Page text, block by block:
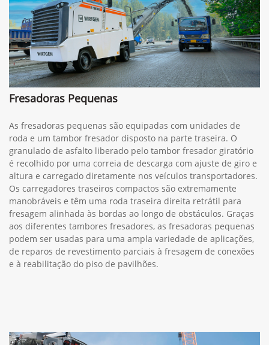
Fresadoras Pequenas
As fresadoras pequenas são equipadas com unidades de
roda e um tambor fresador disposto na parte traseira. O
granulado de asfalto liberado pelo tambor fresador giratório
é recolhido por uma correia de descarga com ajuste de giro e
altura e carregado diretamente nos veículos transportadores.
Os carregadores traseiros compactos são extremamente
manobráveis e têm uma roda traseira direita retrátil para
fresagem alinhada às bordas ao longo de obstáculos. Graças
aos diferentes tambores fresadores, as fresadoras pequenas
podem ser usadas para uma ampla variedade de aplicações,
de reparos de revestimento parciais à fresagem de conexões
e à reabilitação do piso de pavilhões.